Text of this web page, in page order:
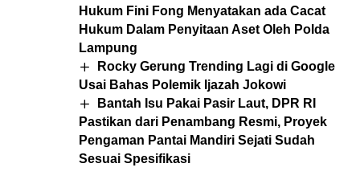
Hukum Fini Fong Menyatakan ada Cacat
Hukum Dalam Penyitaan Aset Oleh Polda
Lampung
Rocky Gerung Trending Lagi di Google
Usai Bahas Polemik Ijazah Jokowi
Bantah Isu Pakai Pasir Laut, DPR RI
Pastikan dari Penambang Resmi, Proyek
Pengaman Pantai Mandiri Sejati Sudah
Sesuai Spesifikasi